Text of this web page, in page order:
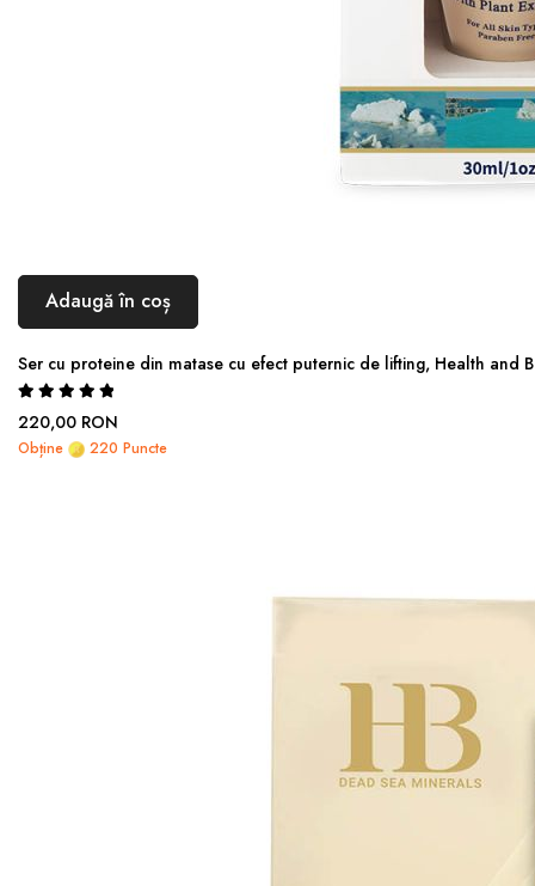
Adaugă în coș
Ser cu proteine din matase cu efect puternic de lifting, Health and
Rating:
100%
220,00 RON
Obține 220 Puncte